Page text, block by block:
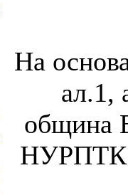
На
ал.1,
община
НУРПТК